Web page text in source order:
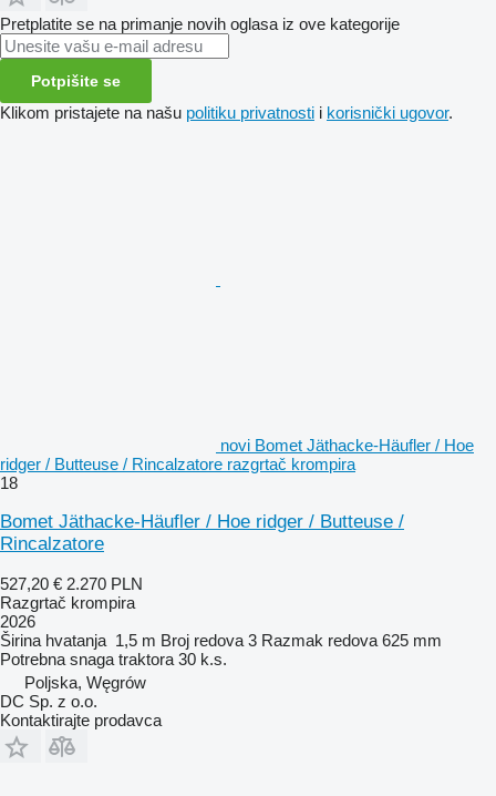
Pretplatite se na primanje novih oglasa iz ove kategorije
Potpišite se
Klikom pristajete na našu politiku privatnosti i korisnički ugovor.
novi Bomet Jäthacke-Häufler / Hoe
ridger / Butteuse / Rincalzatore razgrtač krompira
18
Bomet Jäthacke-Häufler / Hoe ridger / Butteuse /
Rincalzatore
527,20 € 2.270 PLN
Razgrtač krompira
2026
Širina hvatanja 1,5 m Broj redova 3 Razmak redova 625 mm
Potrebna snaga traktora 30 k.s.
Poljska, Węgrów
DC Sp. z o.o.
Kontaktirajte prodavca